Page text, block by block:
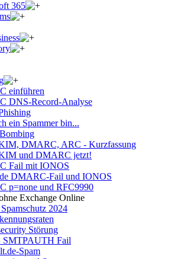
365
einführen
DNS-Record-Analyse
ein Spammer bin...
DMARC, ARC - Kurzfassung
und DMARC jetzt!
Fail mit IONOS
DMARC-Fail und IONOS
p=none und RFC9990
Exchange Online
2024
Störung
SMTPAUTH Fail
Spam